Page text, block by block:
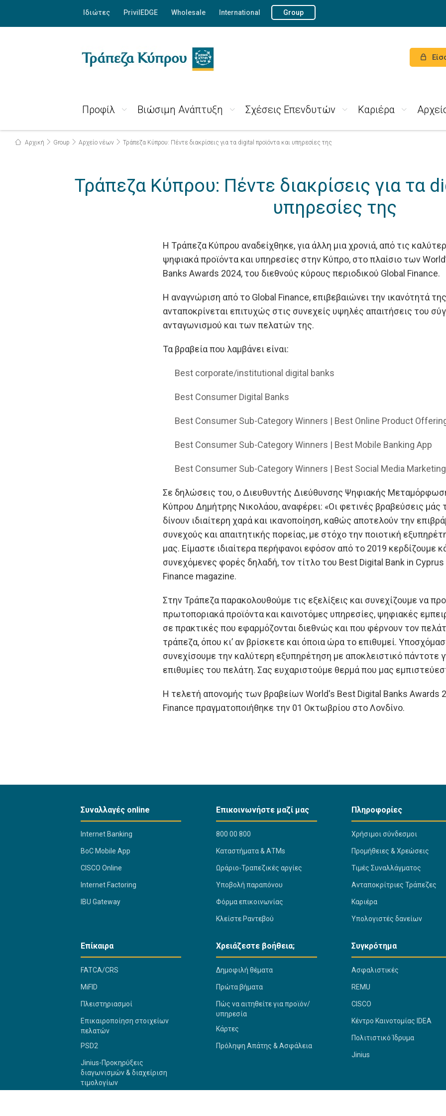
Ιδιώτες PrivilEDGE Wholesale International Group
Προφίλ Βιώσιμη Ανάπτυξη Σχέσεις Επενδυτών Καριέρα
Αρχική Group Αρχείο νέων Τράπεζα Κύπρου: Πέντε διακρίσεις για τα digital προϊόντα και υπηρεσίες της
Τράπεζα Κύπρου: Πέντε διακρίσεις για τα
υπηρεσίες της
H Tράπεζα Κύπρου αναδείχθηκε, για άλλη μια χρονιά, από τις
ψηφιακά προϊόντα και υπηρεσίες στην Κύπρο, στο πλαίσιο των
Banks Awards 2024, του διεθνούς κύρους περιοδικού Global Finance.
Η αναγνώριση από το Global Finance, επιβεβαιώνει την ικανότητά
ανταποκρίνεται επιτυχώς στις συνεχείς υψηλές απαιτήσεις του
ανταγωνισμού και των πελατών της.
Τα βραβεία που λαμβάνει είναι:
Best corporate/institutional digital banks
Best Consumer Digital Banks
Best Consumer Sub-Category Winners | Best Online Product
Best Consumer Sub-Category Winners | Best Mobile Banking App
Best Consumer Sub-Category Winners | Best Social Media
Σε δηλώσεις του, o Διευθυντής Διεύθυνσης Ψηφιακής
Κύπρου Δημήτρης Νικολάου, αναφέρει: «Οι φετινές βραβεύσεις μάς
δίνουν ιδιαίτερη χαρά και ικανοποίηση, καθώς αποτελούν την
συνεχούς και απαιτητικής πορείας, με στόχο την ποιοτική
μας. Είμαστε ιδιαίτερα περήφανοι εφόσον από το 2019 κερδίζουμε
συνεχόμενες φορές δηλαδή, τον τίτλο του Best Digital Bank in Cyprus
Finance magazine.
Στην Τράπεζα παρακολουθούμε τις εξελίξεις και συνεχίζουμε να
πρωτοποριακά προϊόντα και καινοτόμες υπηρεσίες, ψηφιακές
σε πρακτικές που εφαρμόζονται διεθνώς και που φέρνουν τον
τράπεζα, όπου κι’ αν βρίσκετε και όποια ώρα το επιθυμεί.
συνεχίσουμε την καλύτερη εξυπηρέτηση με αποκλειστικό πάντοτε
επιθυμίες του πελάτη. Σας ευχαριστούμε θερμά που μας
Η τελετή απονομής των βραβείων World's Best Digital Banks Awards
Finance πραγματοποιήθηκε την 01 Οκτωβρίου στο Λονδίνο.
Συναλλαγές online
Internet Banking
BoC Mobile App
CISCO Online
Internet Factoring
IBU Gateway
Επικοινωνήστε μαζί μας
800 00 800
Kαταστήματα & ΑΤΜs
Ωράριο-Τραπεζικές αργίες
Υποβολή παραπόνου
Φόρμα επικοινωνίας
Κλείστε Ραντεβού
Πληροφορίες
Χρήσιμοι σύνδεσμοι
Προμήθειες & Χρεώσεις
Τιμές Συναλλάγματος
Ανταποκρίτριες Τράπεζες
Καριέρα
Υπολογιστές δανείων
Επίκαιρα
FATCA/CRS
MiFID
Πλειστηριασμοί
Επικαιροποίηση στοιχείων
πελατών
PSD2
Jinius-Προκηρύξεις
διαγωνισμών & διαχείριση
τιμολογίων
Χρειάζεστε βοήθεια;
Δημοφιλή θέματα
Πρώτα βήματα
Πώς να αιτηθείτε για προϊόν/
υπηρεσία
Κάρτες
Πρόληψη Απάτης & Ασφάλεια
Συγκρότημα
Ασφαλιστικές
REMU
CISCO
Κέντρο Καινοτομίας IDEA
Πολιτιστικό Ίδρυμα
Jinius